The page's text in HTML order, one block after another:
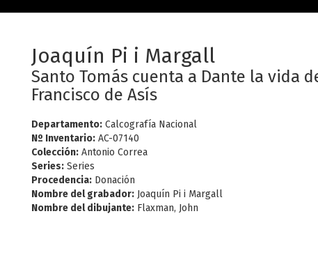
Joaquín Pi i Margall
Santo Tomás cuenta a Dante la vida
Francisco de Asís
Departamento: Calcografía Nacional
Nº Inventario: AC-07140
Colección: Antonio Correa
Series: Series
Procedencia: Donación
Nombre del grabador: Joaquín Pi i Margall
Nombre del dibujante: Flaxman, John